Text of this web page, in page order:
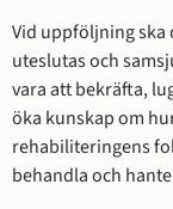
Vid uppföljning
uteslutas och
vara att bekräfta,
öka kunskap om
rehabiliteringens
behandla och